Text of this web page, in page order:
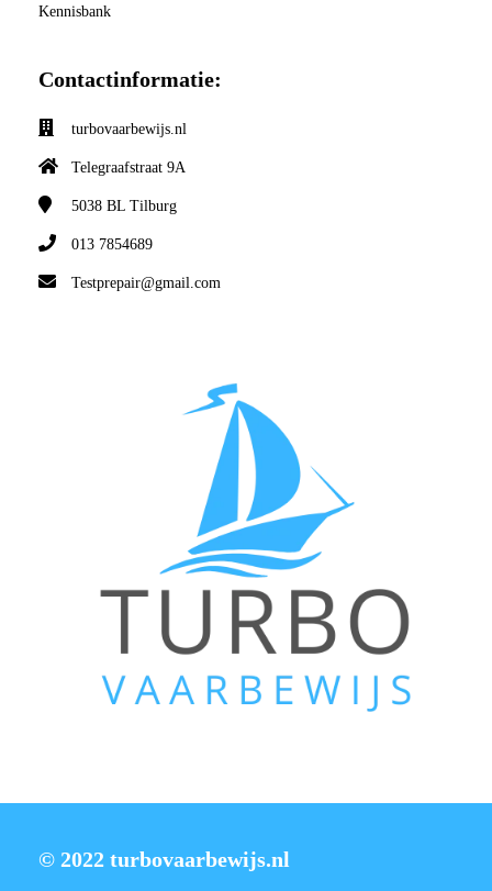
Kennisbank
Contactinformatie:
turbovaarbewijs.nl
Telegraafstraat 9A
5038 BL Tilburg
013 7854689
Testprepair@gmail.com
© 2022 turbovaarbewijs.nl